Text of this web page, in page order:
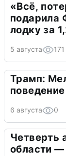
«Всё,
подарила
лодку за
5 августа 171
Трамп:
6 августа 0
Четверть
области